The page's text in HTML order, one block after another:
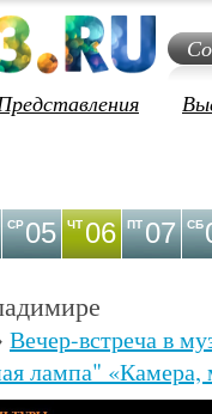
05
СР 06
ЧТ 07
ПТ СБ
Вечер-встреча в
лампа"